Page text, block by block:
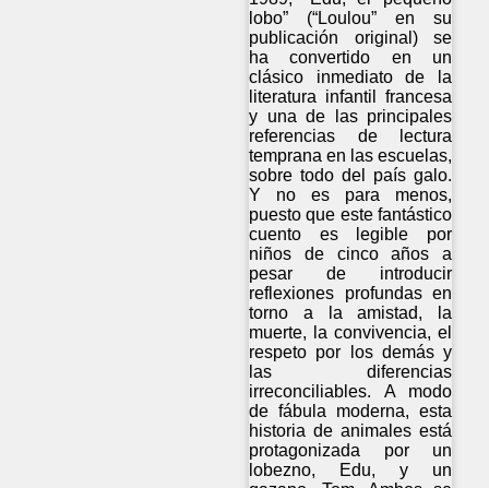
lobo” (“Loulou” en su
publicación original) se
ha convertido en un
clásico inmediato de la
literatura infantil francesa
y una de las principales
referencias de lectura
temprana en las escuelas,
sobre todo del país galo.
Y no es para menos,
puesto que este fantástico
cuento es legible por
niños de cinco años a
pesar de introducir
reflexiones profundas en
torno a la amistad, la
muerte, la convivencia, el
respeto por los demás y
las diferencias
irreconciliables. A modo
de fábula moderna, esta
historia de animales está
protagonizada por un
lobezno, Edu, y un